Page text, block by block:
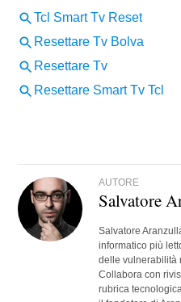
AUTORE
Salvatore
Salvatore
informatico più
delle vulnerabilità
Collabora con
rubrica